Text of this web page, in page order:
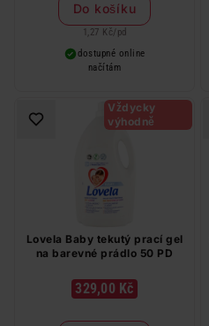
Do košíku
1,27 Kč/ pd
dostupné online
načítám
Vždycky
výhodně
Lovela Baby tekutý prací gel
na barevné prádlo 50 PD
329,00 Kč